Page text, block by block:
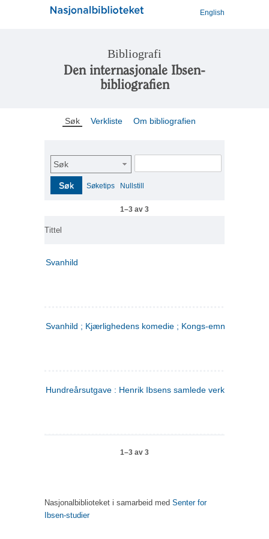
English
Bibliografi
Den internasjonale Ibsen-
bibliografien
Søk Verkliste Om bibliografien
Søk
Søk Søketips Nullstill
1–3 av 3
Tittel
Svanhild
Svanhild ; Kjærlighedens komedie ; Kongs-emnerne
Hundreårsutgave : Henrik Ibsens samlede verker. 4
1–3 av 3
Nasjonalbiblioteket i samarbeid med Senter for
Ibsen-studier